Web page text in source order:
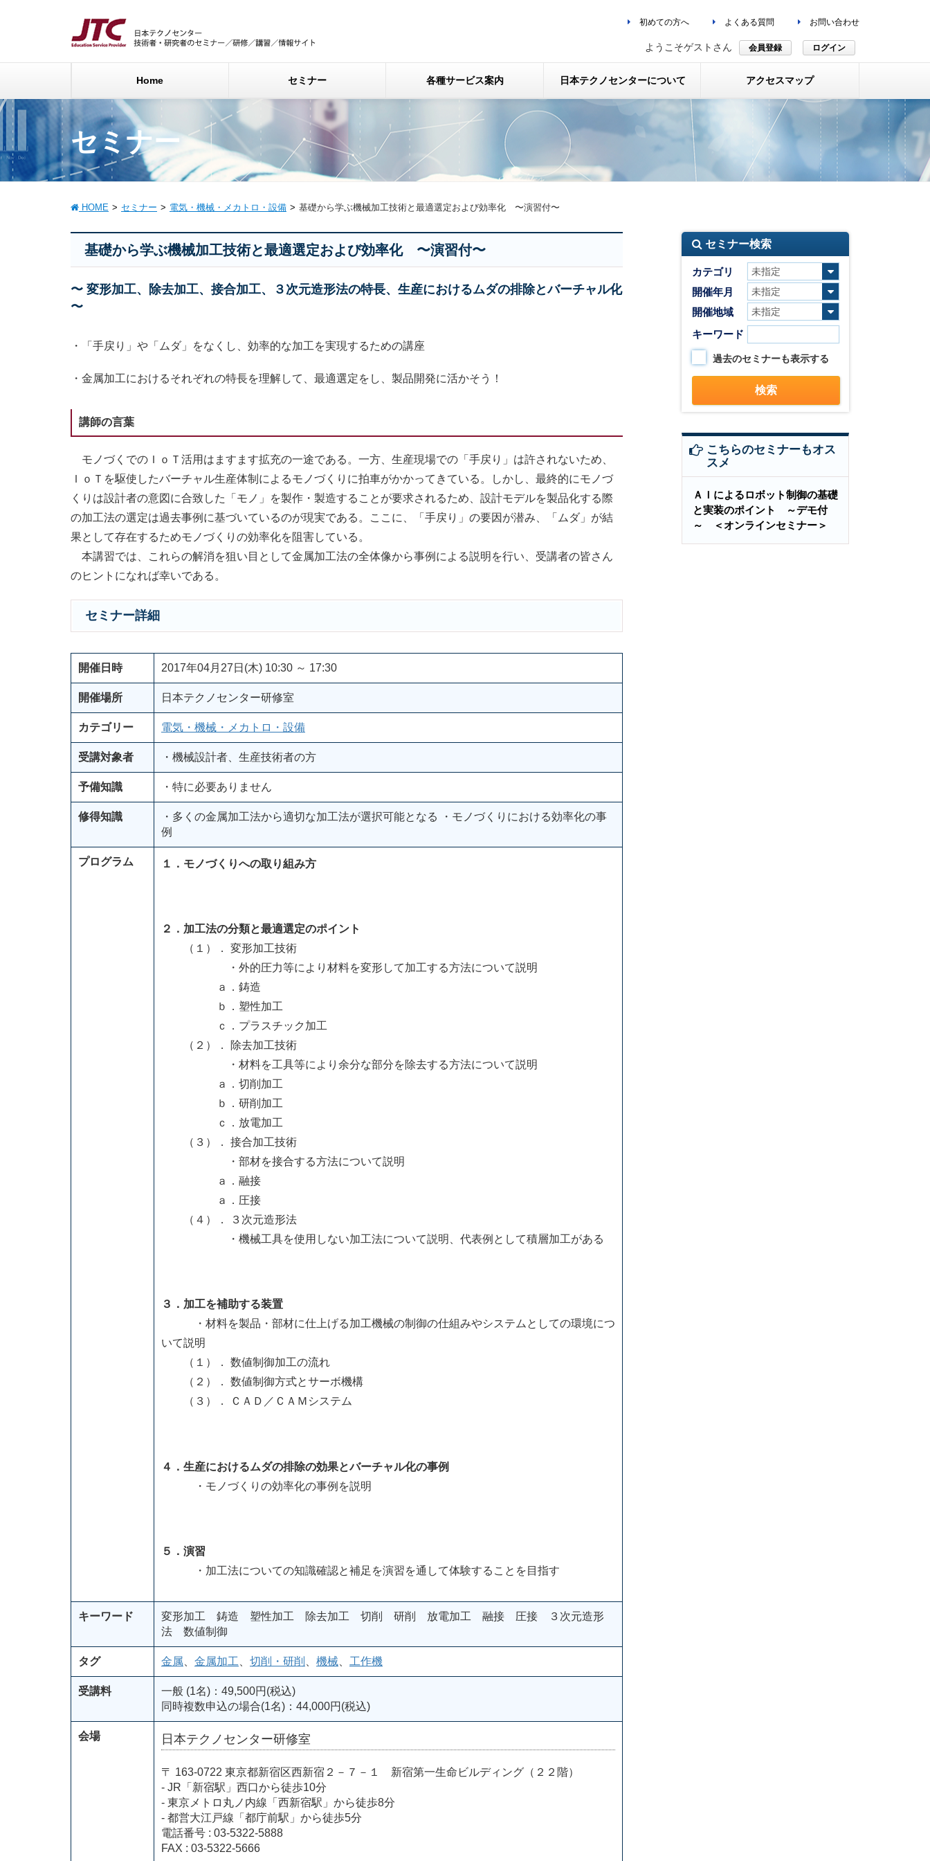
初めての方へ よくある質問 お問い合わせ
ようこそゲストさん 会員登録 ログイン
Home セミナー 各種サービス案内 日本テクノセンターについて アクセスマップ
セミナー
HOME セミナー 電気・機械・メカトロ・設備 基礎から学ぶ機械加工技術と最適選定および効率化 〜演習付〜
基礎から学ぶ機械加工技術と最適選定および効率化 〜演習付〜
〜 変形加工、除去加工、接合加工、３次元造形法の特長、生産におけるムダの排除とバーチャル化
〜
・「手戻り」や「ムダ」をなくし、効率的な加工を実現するための講座
・金属加工におけるそれぞれの特長を理解して、最適選定をし、製品開発に活かそう！
講師の言葉
モノづくでのＩｏＴ活用はますます拡充の一途である。一方、生産現場での「手戻り」は許されないため、
ＩｏＴを駆使したバーチャル生産体制によるモノづくりに拍車がかかってきている。しかし、最終的にモノづ
くりは設計者の意図に合致した「モノ」を製作・製造することが要求されるため、設計モデルを製品化する際
の加工法の選定は過去事例に基づいているのが現実である。ここに、「手戻り」の要因が潜み、「ムダ」が結
果として存在するためモノづくりの効率化を阻害している。
本講習では、これらの解消を狙い目として金属加工法の全体像から事例による説明を行い、受講者の皆さん
のヒントになれば幸いである。
セミナー詳細
開催日時 2017年04月27日(木) 10:30 ～ 17:30
開催場所 日本テクノセンター研修室
カテゴリー 電気・機械・メカトロ・設備
受講対象者 ・機械設計者、生産技術者の方
予備知識 ・特に必要ありません
修得知識
・多くの金属加工法から適切な加工法が選択可能となる ・モノづくりにおける効率化の事
例
プログラム １．モノづくりへの取り組み方
２．加工法の分類と最適選定のポイント
（１）． 変形加工技術
・外的圧力等により材料を変形して加工する方法について説明
ａ．鋳造
ｂ．塑性加工
ｃ．プラスチック加工
（２）． 除去加工技術
・材料を工具等により余分な部分を除去する方法について説明
ａ．切削加工
ｂ．研削加工
ｃ．放電加工
（３）． 接合加工技術
・部材を接合する方法について説明
ａ．融接
ａ．圧接
（４）． ３次元造形法
・機械工具を使用しない加工法について説明、代表例として積層加工がある
３．加工を補助する装置
・材料を製品・部材に仕上げる加工機械の制御の仕組みやシステムとしての環境につ
いて説明
（１）． 数値制御加工の流れ
（２）． 数値制御方式とサーボ機構
（３）． ＣＡＤ／ＣＡＭシステム
４．生産におけるムダの排除の効果とバーチャル化の事例
・モノづくりの効率化の事例を説明
５．演習
・加工法についての知識確認と補足を演習を通して体験することを目指す
キーワード
変形加工 鋳造 塑性加工 除去加工 切削 研削 放電加工 融接 圧接 ３次元造形
法 数値制御
タグ 金属 金属加工 切削・研削 機械 工作機
受講料
一般 (1名)：49,500円(税込)
同時複数申込の場合(1名)：44,000円(税込)
会場 日本テクノセンター研修室
〒 163-0722 東京都新宿区西新宿２－７－１ 新宿第一生命ビルディング（２２階）
- JR「新宿駅」西口から徒歩10分
- 東京メトロ丸ノ内線「西新宿駅」から徒歩8分
- 都営大江戸線「都庁前駅」から徒歩5分
電話番号 : 03-5322-5888
FAX : 03-5322-5666
セミナー検索
カテゴリ
開催年月
開催地域
キーワード
過去のセミナーも表示する
こちらのセミナーもオス
スメ
ＡＩによるロボット制御の基礎
と実装のポイント ～デモ付
～ ＜オンラインセミナー＞